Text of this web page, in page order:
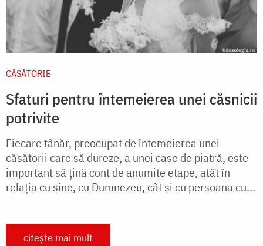
CĂSĂTORIE
Sfaturi pentru întemeierea unei căsnicii
potrivite
Fiecare tânăr, preocupat de întemeierea unei
căsătorii care să dureze, a unei case de piatră, este
important să ţină cont de anumite etape, atât în
relaţia cu sine, cu Dumnezeu, cât şi cu persoana cu...
citește mai mult